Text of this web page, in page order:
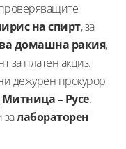
на спирт, за
домашна ракия,
за платен акциз.
дежурен прокурор
– Русе.
залабораторен